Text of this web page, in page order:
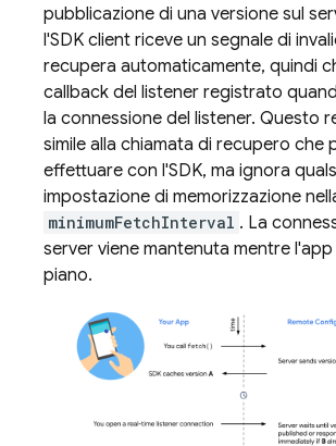
pubblicazione di una versione sul
l'SDK client riceve un segnale di
recupera automaticamente, quindi
callback del listener registrato
la connessione del listener. Questo
simile alla chiamata di recupero che
effettuare con l'SDK, ma ignora
impostazione di memorizzazione
minimumFetchInterval . La
server viene mantenuta mentre l'app
piano.